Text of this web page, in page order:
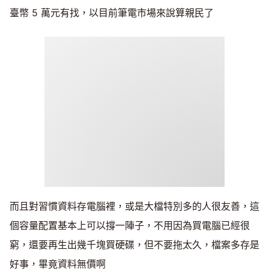
臺幣 5 萬元有找，以目前筆電市場來說算親民了
而且對習慣資料存電腦裡，或是大檔特別多的人很友善，這
個容量配置基本上可以撐一陣子，不用因為買電腦已經很
窮，還要再生出幾千塊買硬碟，但不要拖太久，檔案多存是
好事，畢竟資料無價啊